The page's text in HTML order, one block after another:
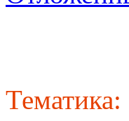
Тематика: